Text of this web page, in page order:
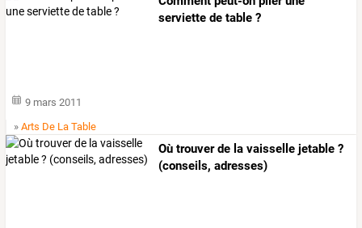
serviette de table ?
9 mars 2011
»Arts De La Table
Où trouver de la vaisselle jetable ?
(conseils, adresses)